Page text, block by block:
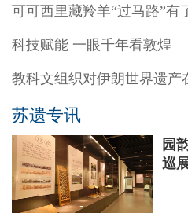
可可西里藏羚羊“过马路”有
科技赋能 一眼千年看敦煌
教科文组织对伊朗世界遗产
苏遗专讯
园
巡